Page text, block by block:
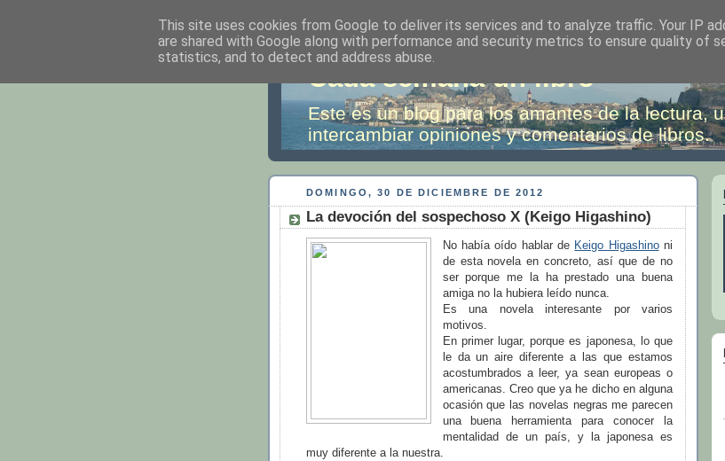
Cada semana un libro
Este es un blog para los amantes de la lectura,
intercambiar opiniones y comentarios de libros.
DOMINGO, 30 DE DICIEMBRE DE 2012
La devoción del sospechoso X (Keigo Higashino)
No había oído hablar de Keigo Higashinoni
de esta novela en concreto, así que de no
ser porque me la ha prestado una buena
amiga no la hubiera leído nunca.
Es una novela interesante por varios
motivos.
En primer lugar, porque es japonesa, lo que
le da un aire diferente a las que estamos
acostumbrados a leer, ya sean europeas o
americanas. Creo que ya he dicho en alguna
ocasión que las novelas negras me parecen
una buena herramienta para conocer la
mentalidad de un país, y la japonesa es
muy diferente a la nuestra.
This site uses cookies from Google to deliver its services and to analyze traffic. Your IP
are shared with Google along with performance and security metrics to ensure quality of
statistics, and to detect and address abuse.